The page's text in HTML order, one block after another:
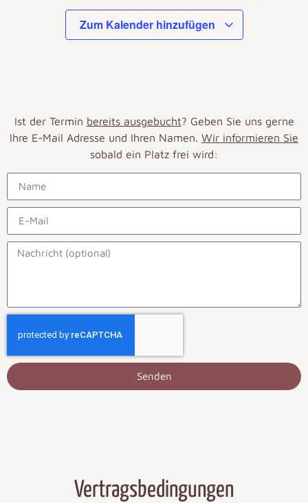
Zum Kalender hinzufügen
Ist der Termin bereits ausgebucht? Geben Sie uns gerne
Ihre E-Mail Adresse und Ihren Namen. Wir informieren Sie
sobald ein Platz frei wird:
Senden
Vertragsbedingungen